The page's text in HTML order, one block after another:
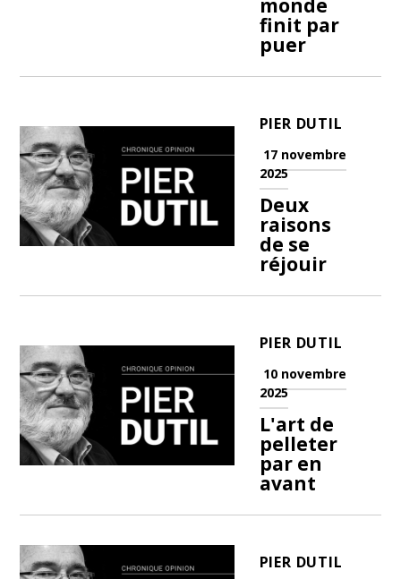
monde
finit par
puer
PIER DUTIL
17 novembre
2025
Deux
raisons
de se
réjouir
PIER DUTIL
10 novembre
2025
L'art de
pelleter
par en
avant
PIER DUTIL